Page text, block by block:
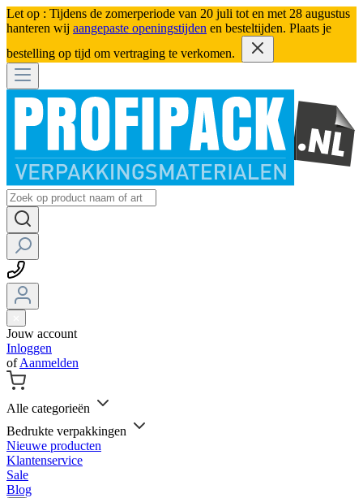
Let op : Tijdens de zomerperiode van 20 juli tot en met 28 augustus
hanteren wij aangepaste openingstijden en besteltijden. Plaats je
bestelling op tijd om vertraging te verkomen.
Jouw account
Inloggen
ofAanmelden
Alle categorieën
Bedrukte verpakkingen
Nieuwe producten
Klantenservice
Sale
Blog